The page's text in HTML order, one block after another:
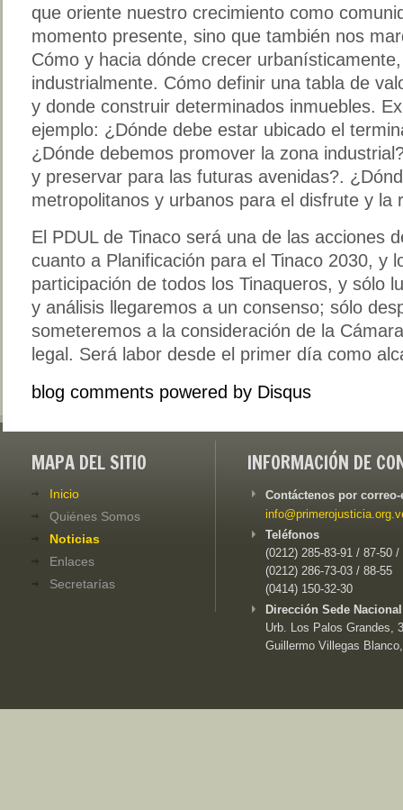
que oriente nuestro crecimiento como
momento presente, sino que también nos
Cómo y hacia dónde crecer
industrialmente. Cómo definir una tabla de
y donde construir determinados inmuebles.
ejemplo: ¿Dónde debe estar ubicado el
¿Dónde debemos promover la zona
y preservar para las futuras avenidas?.
metropolitanos y urbanos para el disfrute y la
El PDUL de Tinaco será una de las acciones
cuanto a Planificación para el Tinaco 2030, y
participación de todos los Tinaqueros, y sólo
y análisis llegaremos a un consenso; sólo
someteremos a la consideración de la
legal. Será labor desde el primer día como
blog comments powered by Disqus
MAPA DEL SITIO
Inicio
Quiénes Somos
Noticias
Enlaces
Secretarías
INFORMACIÓN DE
Contáctenos por
Teléfonos
(0212) 285-83-91 / 87-50 /
(0212) 286-73-03 / 88-55
(0414) 150-32-30
Dirección Sede
Urb. Los Palos Grandes,
Guillermo Villegas